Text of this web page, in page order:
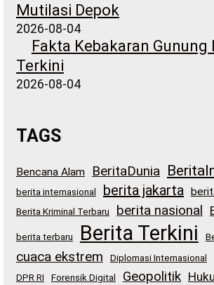
Mutilasi Depok
2026-08-04
Fakta Kebakaran Gunung
Terkini
2026-08-04
TAGS
Bencana Alam BeritaDunia
berita internasional berita jakarta
Berita Kriminal Terbaru berita nasional
berita terbaru Berita Terkini
cuaca ekstrem Diplomasi Internasional
DPR RI
Forensik Digital Geopolitik